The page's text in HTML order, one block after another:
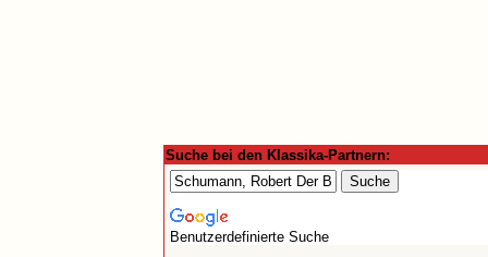
Suche bei den Klassika-Partnern:
Benutzerdefinierte Suche